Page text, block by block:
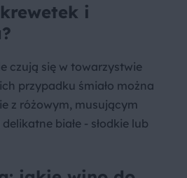
i
czują się w towarzystwie
przypadku śmiało można
z różowym, musującym
białe - słodkie lub